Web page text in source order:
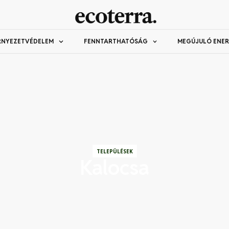
FENNTARTHATÓSÁG MEGÚJULÓ
TELEPÜLÉSEK